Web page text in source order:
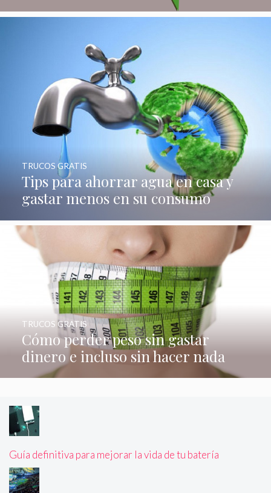
Tips para ahorrar agua en casa y
gastar menos en su consumo
TRUCOS GRATIS
Cómo perder peso sin gastar
dinero e incluso sin hacer nada
TRUCOS GRATIS
Guía definitiva para mejorar la vida de tu batería